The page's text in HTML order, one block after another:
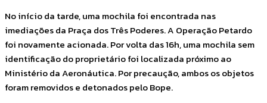
No início da tarde, uma mochila foi encontrada nas
imediações da Praça dos Três Poderes. A Operação Petardo
foi novamente acionada. Por volta das 16h, uma mochila sem
identificação do proprietário foi localizada próximo ao
Ministério da Aeronáutica. Por precaução, ambos os objetos
foram removidos e detonados pelo Bope.